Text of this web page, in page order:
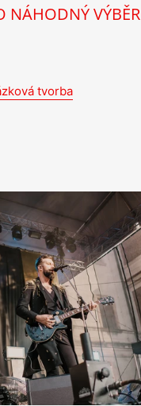
NÁHODNÝ VÝBĚR
tvorba